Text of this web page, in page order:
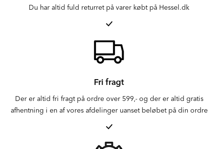
Du har altid fuld returret på varer købt på Hessel.dk
Fri fragt
Der er altid fri fragt på ordre over 599,- og der er altid gratis
afhentning i en af vores afdelinger uanset beløbet på din ordre